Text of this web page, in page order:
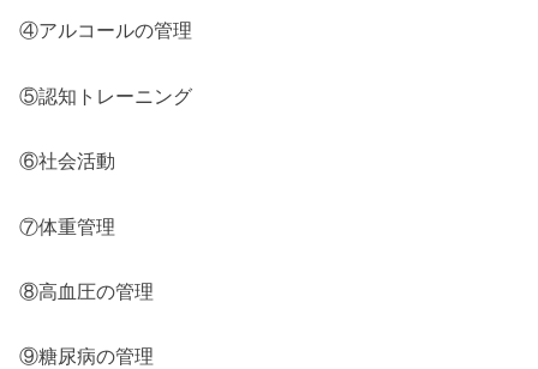
④アルコールの管理
⑤認知トレーニング
⑥社会活動
⑦体重管理
⑧高血圧の管理
⑨糖尿病の管理